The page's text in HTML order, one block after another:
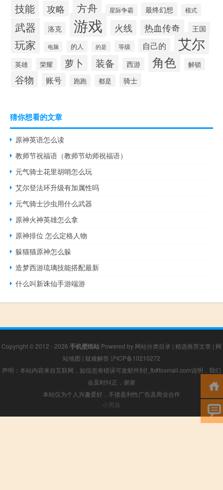
技能 攻略 方舟 星际争霸 最终幻想 模式
武器 洛克 游戏 火线 热血传奇 王国
玩家 电脑 的人 的是 等级 自己的 艾尔
英雄 荣耀 萝卜 装备 西游 角色 解锁
谷物 账号 跑跑 都是 骑士
猜你想看的文章
原神英语怎么读
教师节祝福语（教师节幼师祝福语）
元气骑士花里胡哨怎么玩
艾尔登法环升级有加属性吗
元气骑士沙虫用什么武器
原神火神英雄怎么拿
原神排位 怎么定格人物
躲猫猫原神怎么躲
造梦西游琉璃技能搭配最新
什么叫新诛仙手游端游
Copyright © 2012 - 2026 手机壁纸站 Powered by 网站分类目录 | 精选推荐文章 | 网
站地图 | 疑难解答 沪ICP备10210272
声明：本站内容来自互联网，如信息有错误可发邮件到f_fb#foxmail.com说明，我们
会及时纠正，谢谢
本站仅为个人兴趣爱好，不接盈利性广告及商业合作
小男孩